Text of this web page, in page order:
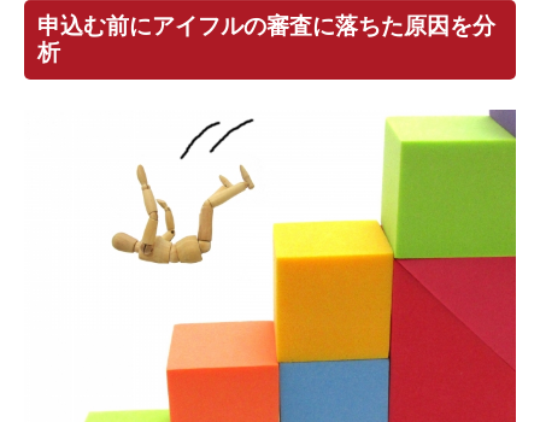
申込む前にアイフルの審査に落ちた原因を分
析